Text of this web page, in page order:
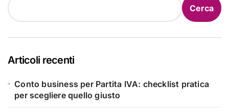
Cerca
Articoli recenti
Conto business per Partita IVA: checklist pratica
per scegliere quello giusto